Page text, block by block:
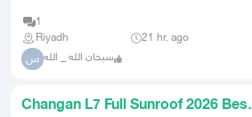
1
Riyadh
21 hr. ago
س سبحان الله _ الله
Changan L7 Full Sunroof 2026 Best